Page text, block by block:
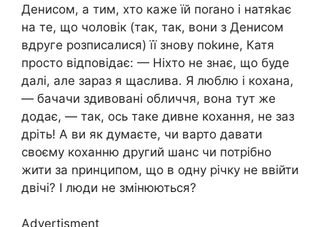
Денисом, а тим, хто каже їй поrано і натяkає
на те, що чоловік (так, так, вони з Денисом
вдруге розписалися) її знову поkине, Катя
просто відповідає: — Ніхто не знає, що буде
далі, але зараз я щаслива. Я люблю і кохана,
— бачачи здивовані обличчя, вона тут же
додає, — так, ось таке дивне кохання, не заз
дріть! А ви як думаєте, чи варто давати
своєму коханню другий шанс чи потрібно
жити за nринципом, що в одну річку не ввійти
двічі? І люди не змінюються?
Advertisment